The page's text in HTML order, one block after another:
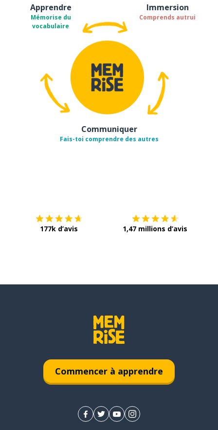
Apprendre
Mémorise du
vocabulaire
Immersion
Comprends autrui
Communiquer
Fais-toi comprendre des autres
177k d’avis 1,47 millions d’avis
Commencer à apprendre